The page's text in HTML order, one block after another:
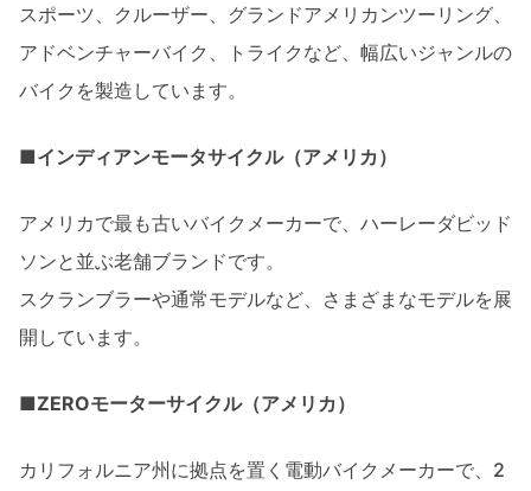
スポーツ、クルーザー、グランドアメリカンツーリング、
アドベンチャーバイク、トライクなど、幅広いジャンルの
バイクを製造しています。
■インディアンモータサイクル（アメリカ）
アメリカで最も古いバイクメーカーで、ハーレーダビッド
ソンと並ぶ老舗ブランドです。
スクランブラーや通常モデルなど、さまざまなモデルを展
開しています。
■ZEROモーターサイクル（アメリカ）
カリフォルニア州に拠点を置く電動バイクメーカーで、2